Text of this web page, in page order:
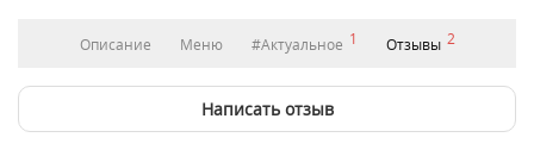
Описание Меню #Актуальное 1 Отзывы 2
Написать отзыв